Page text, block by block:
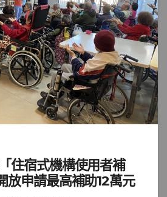
住宿式機構使用者補
放申請最高補助12萬元